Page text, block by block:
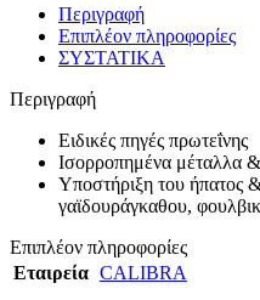
Περιγραφή
Επιπλέον πληροφορίες
ΣΥΣΤΑΤΙΚΑ
Περιγραφή
Ειδικές πηγές πρωτεΐνης
Ισορροπημένα μέταλλα
Υποστήριξη του ήπατος
γαϊδουράγκαθου,
Επιπλέον πληροφορίες
Εταιρεία CALIBRA